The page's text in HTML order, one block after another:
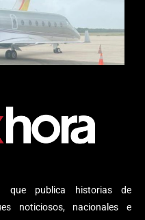
que publica historias de
noticiosos, nacionales e